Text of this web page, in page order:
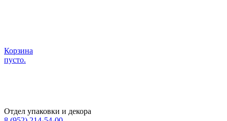
Корзина
пусто.
Отдел упаковки и декора